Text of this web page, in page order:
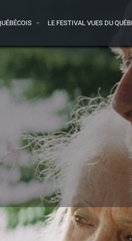
LE FESTIVAL VUES DU
Infos Films sur